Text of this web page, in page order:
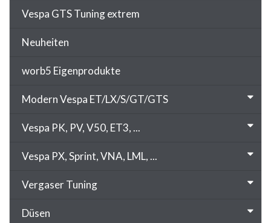
Vespa GTS Tuning extrem
Neuheiten
worb5 Eigenprodukte
Modern Vespa ET/LX/S/GT/GTS
Vespa PK, PV, V50, ET3, ...
Vespa PX, Sprint, VNA, LML, ...
Vergaser Tuning
Düsen